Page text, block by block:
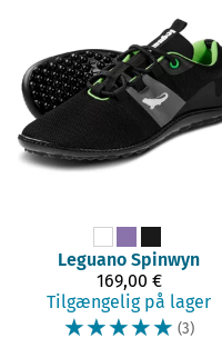
Leguano Spinwyn
169,00 €
Tilgængelig på lager
☆☆☆☆☆ (3)